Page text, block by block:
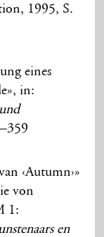
1995, S.
eines
in:
‹Autumn›»
von
1:
en